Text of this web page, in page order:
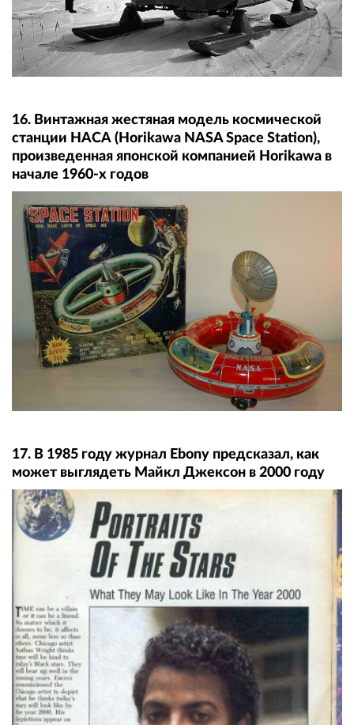
16. Винтажная жестяная модель космической
станции НАСА (Horikawa NASA Space Station),
произведенная японской компанией Horikawa в
начале 1960-х годов
17. В 1985 году журнал Ebony предсказал, как
может выглядеть Майкл Джексон в 2000 году